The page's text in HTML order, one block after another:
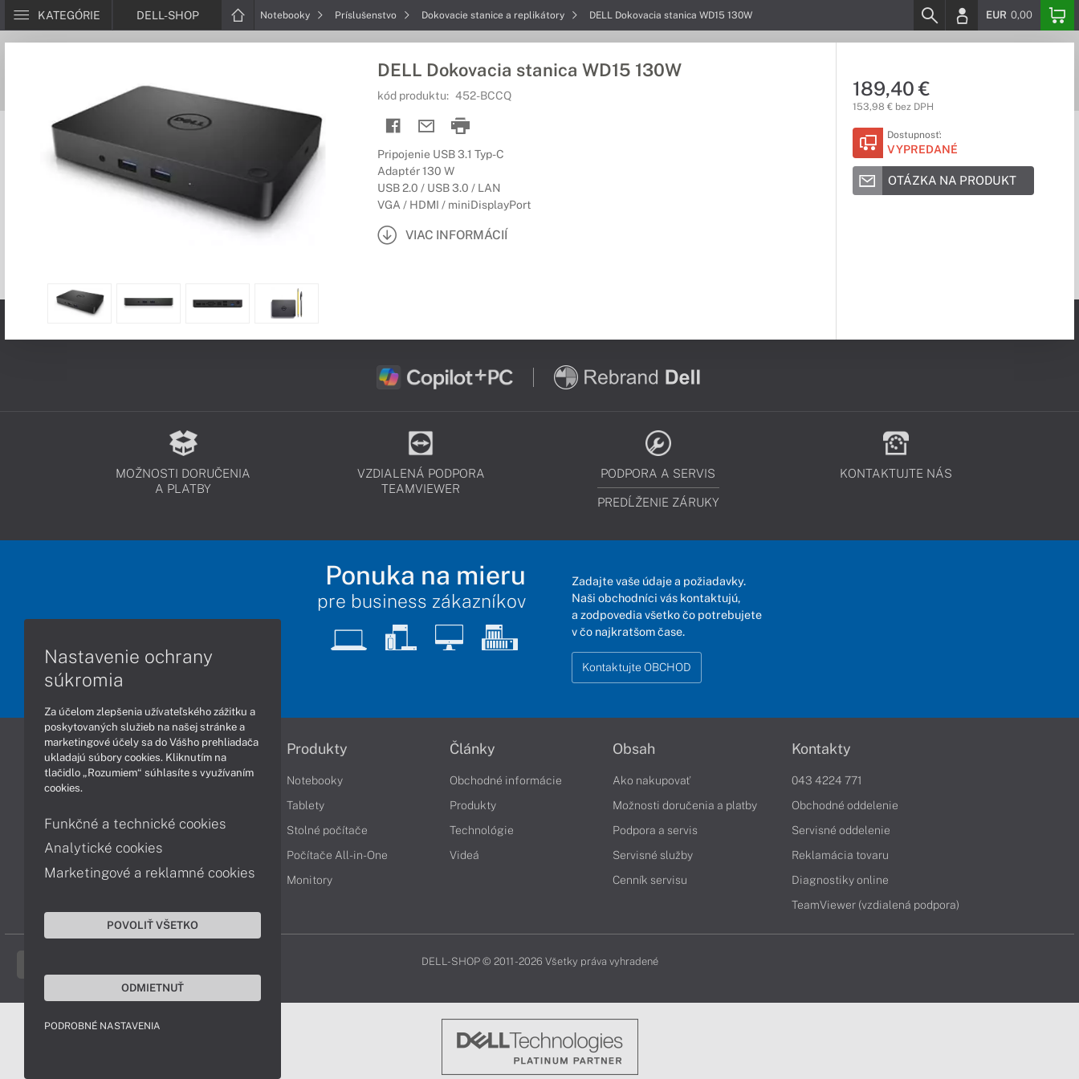
KATEGÓRIE DELL-SHOP Notebooky Príslušenstvo Dokovacie stanice a replikátory DELL Dokovacia stanica WD15 130W EUR 0,00
DELL Dokovacia stanica WD15 130W
kód produktu: 452-BCCQ
Pripojenie USB 3.1 Typ-C
Adaptér 130 W
USB 2.0 / USB 3.0 / LAN
VGA / HDMI / miniDisplayPort
VIAC INFORMÁCIÍ
189,40 €
153,98 € bez DPH
Dostupnosť:
VYPREDANÉ
OTÁZKA NA PRODUKT
MOŽNOSTI DORUČENIA
A PLATBY
VZDIALENÁ PODPORA
TEAMVIEWER
PODPORA A SERVIS
PREDĹŽENIE ZÁRUKY
KONTAKTUJTE NÁS
Ponuka na mieru
pre business zákazníkov
Zadajte vaše údaje a požiadavky.
Naši obchodníci vás kontaktujú,
a zodpovedia všetko čo potrebujete
v čo najkratšom čase.
Kontaktujte OBCHOD
Informácie
Obchodné podmienky
Ochrana osobných údajov
Vrátenie tovaru
Vyhlásenie o prístupnosti
Produkty
Notebooky
Tablety
Stolné počítače
Počítače All-in-One
Monitory
Články
Obchodné informácie
Produkty
Technológie
Videá
Obsah
Ako nakupovať
Možnosti doručenia a platby
Podpora a servis
Servisné služby
Cenník servisu
Kontakty
043 4224 771
Obchodné oddelenie
Servisné oddelenie
Reklamácia tovaru
Diagnostiky online
TeamViewer (vzdialená podpora)
DELL-SHOP © 2011 - 2026 Všetky práva vyhradené
Nastavenie ochrany
súkromia
Za účelom zlepšenia užívateľského zážitku a
poskytovaných služieb na našej stránke a
marketingové účely sa do Vášho prehliadača
ukladajú súbory cookies. Kliknutím na
tlačidlo „Rozumiem“ súhlasíte s využívaním
cookies.
Funkčné a technické cookies
Analytické cookies
Marketingové a reklamné cookies
POVOLIŤ VŠETKO
ODMIETNUŤ
PODROBNÉ NASTAVENIA